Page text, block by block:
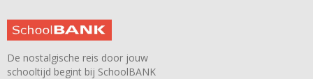
De nostalgische reis door jouw
schooltijd begint bij SchoolBANK